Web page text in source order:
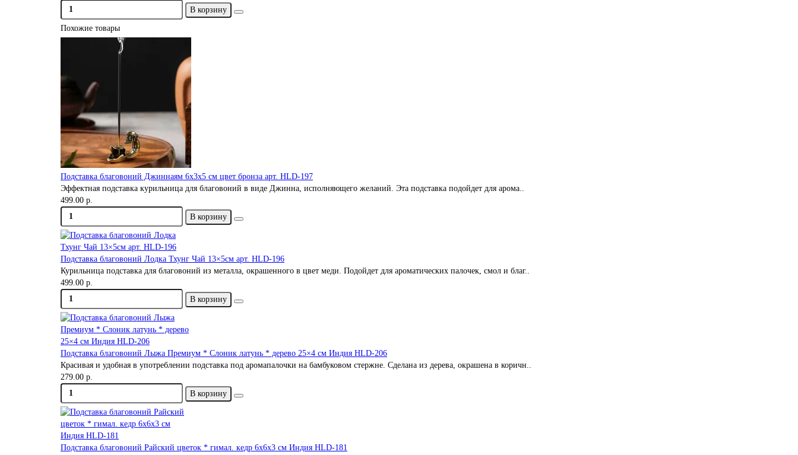
В корзину
Похожие товары
Подставка благовоний Джиннаям 6х3х5 см цвет бронза арт. HLD-197
Эффектная подставка курильница для благовоний в виде Джинна, исполняющего желаний. Эта подставка подойдет для арома..
499.00 р.
В корзину
Подставка благовоний Лодка Тхунг Чай 13×5см арт. HLD-196
Курильница подставка для благовоний из металла, окрашенного в цвет меди. Подойдет для ароматических палочек, смол и благ..
499.00 р.
В корзину
Подставка благовоний Лыжа Премиум * Слоник латунь * дерево 25×4 см Индия HLD-206
Красивая и удобная в употреблении подставка под аромапалочки на бамбуковом стержне. Сделана из дерева, окрашена в коричн..
279.00 р.
В корзину
Подставка благовоний Райский цветок * гимал. кедр 6х6х3 см Индия HLD-181